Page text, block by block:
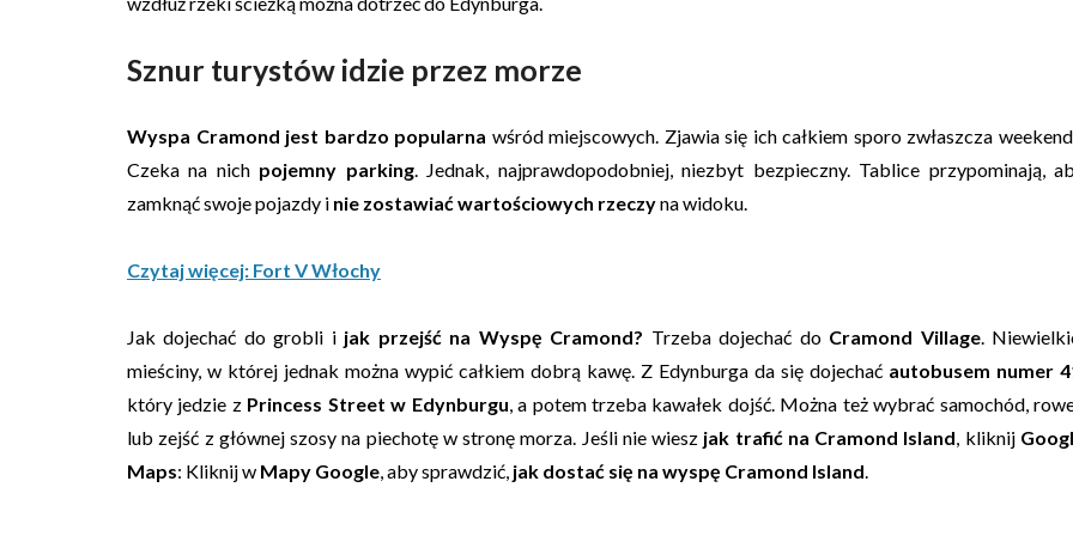
Sznur turystów idzie przez morze
Wyspa Cramond jest bardzo popularna wśród miejscowych. Zjawia się ich całkiem sporo zwłaszcza
Czeka na nich pojemny parking. Jednak, najprawdopodobniej, niezbyt bezpieczny. Tablice przypominają,
zamknąć swoje pojazdy i nie zostawiać wartościowych rzeczyna widoku.
Czytaj więcej: Fort V Włochy
Jak dojechać do grobli i jak przejść na Wyspę Cramond? Trzeba dojechać do Cramond Village.
mieściny, w której jednak można wypić całkiem dobrą kawę. Z Edynburga da się dojechać autobusem numer
który jedzie z Princess Street w Edynburgu , a potem trzeba kawałek dojść. Można też wybrać samochód,
lub zejść z głównej szosy na piechotę w stronę morza. Jeśli nie wiesz jak trafić na Cramond Island , kliknij
Maps: Kliknij w Mapy Google , aby sprawdzić, jak dostać się na wyspę Cramond Island